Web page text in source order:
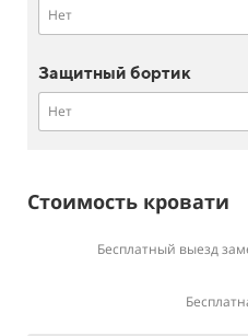
Нет
Защитный бортик
Нет
Стоимость кровати
Бесплатный выезд